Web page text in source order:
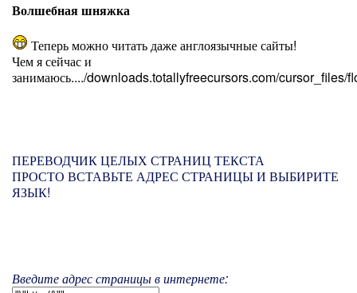
Волшебная шняжка
Теперь можно читать даже англоязычные сайты!
Чем я сейчас и
занимаюсь..../downloads.totallyfreecursors.com/cursor_files/
ПЕРЕВОДЧИК ЦЕЛЫХ СТРАНИЦ ТЕКСТА
ПРОСТО ВСТАВЬТЕ АДРЕС СТРАНИЦЫ И ВЫБИРИТЕ
ЯЗЫК!
Введите адрес страницы в интернете: